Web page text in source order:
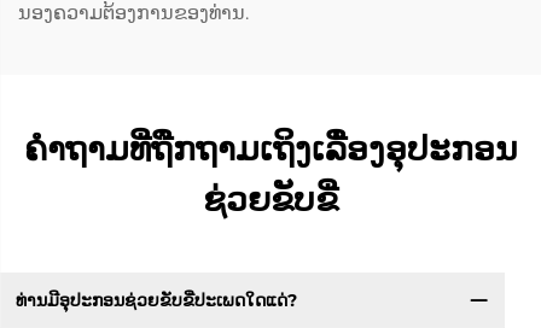
ນອງຄວາມຕ້ອງການຂອງທ່ານ.
ຄຳຖາມທີ່ຖືກຖາມເຖິງເລື່ອງອຸປະກອນ
ຊ່ວຍຂັບຂີ່
ທ່ານມີອຸປະກອນຊ່ວຍຂັບຂີ່ປະເພດໃດແດ່?